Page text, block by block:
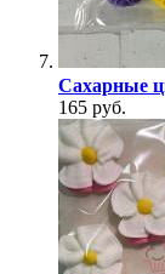
Сахарные
165 руб.